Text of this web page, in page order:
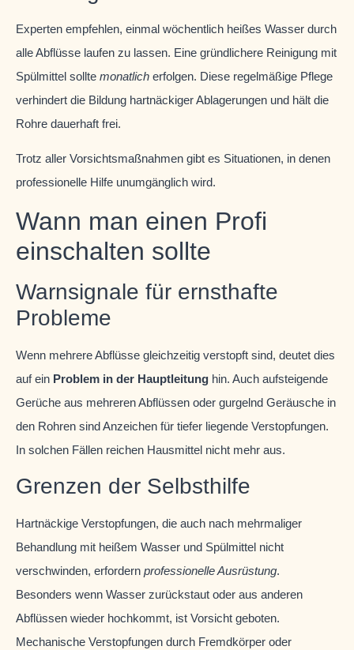
Experten empfehlen, einmal wöchentlich heißes Wasser durch
alle Abflüsse laufen zu lassen. Eine gründlichere Reinigung mit
Spülmittel sollte monatlich erfolgen. Diese regelmäßige Pflege
verhindert die Bildung hartnäckiger Ablagerungen und hält die
Rohre dauerhaft frei.
Trotz aller Vorsichtsmaßnahmen gibt es Situationen, in denen
professionelle Hilfe unumgänglich wird.
Wann man einen Profi
einschalten sollte
Warnsignale für ernsthafte
Probleme
Wenn mehrere Abflüsse gleichzeitig verstopft sind, deutet dies
auf ein Problem in der Hauptleitung hin. Auch aufsteigende
Gerüche aus mehreren Abflüssen oder gurgelnd Geräusche in
den Rohren sind Anzeichen für tiefer liegende Verstopfungen.
In solchen Fällen reichen Hausmittel nicht mehr aus.
Grenzen der Selbsthilfe
Hartnäckige Verstopfungen, die auch nach mehrmaliger
Behandlung mit heißem Wasser und Spülmittel nicht
verschwinden, erfordern professionelle Ausrüstung.
Besonders wenn Wasser zurückstaut oder aus anderen
Abflüssen wieder hochkommt, ist Vorsicht geboten.
Mechanische Verstopfungen durch Fremdkörper oder